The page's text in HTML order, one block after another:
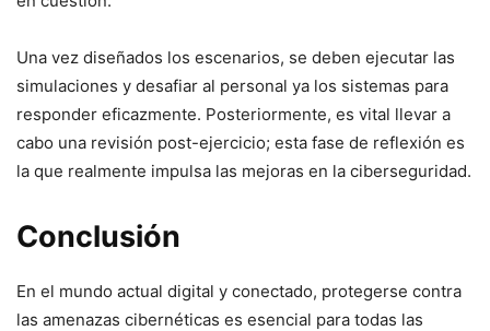
Una vez diseñados los ⁢escenarios, se deben ejecutar las
simulaciones y⁣ desafiar al personal ya los sistemas para‌
responder eficazmente. Posteriormente, es vital ⁣llevar a
cabo una⁣ revisión post-ejercicio; esta fase de reflexión es
la que realmente impulsa las ‍mejoras en la ciberseguridad.
Conclusión
En el mundo actual‌ digital ‌y ⁤conectado, protegerse contra
las amenazas cibernéticas es esencial para todas las